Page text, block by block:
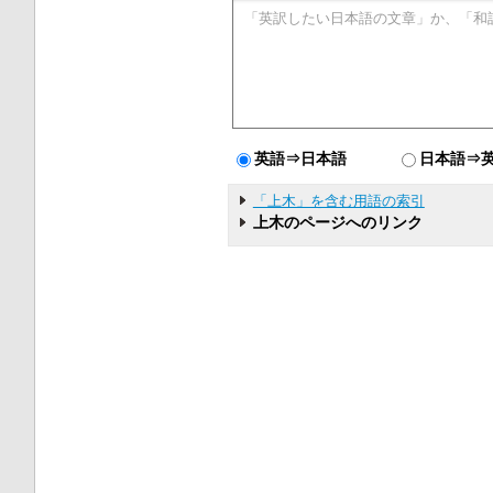
英語⇒日本語 日本語⇒
「上木」を含む用語の索引
上木のページへのリンク